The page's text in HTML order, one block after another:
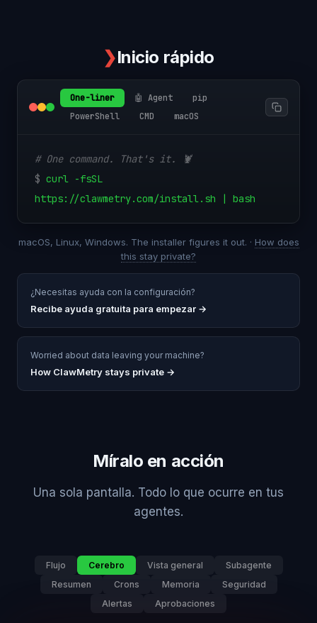
❯Inicio rápido
One-liner 🤖 Agent
pip
PowerShell
CMD macOS
# One command. That's it. 🦞
$ curl -fsSL
https://clawmetry.com/install.sh | bash
macOS, Linux, Windows. The installer figures it out. · How does
this stay private?
¿Necesitas ayuda con la configuración?
Recibe ayuda gratuita para empezar →
Worried about data leaving your machine?
How ClawMetry stays private →
Míralo en acción
Una sola pantalla. Todo lo que ocurre en tus
agentes.
Flujo Cerebro Vista general
Subagente
Resumen
Crons Memoria
Seguridad
Alertas
Aprobaciones